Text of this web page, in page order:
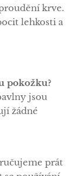
krve.
lehkosti a
pokožku?
jsou
žádné
prát